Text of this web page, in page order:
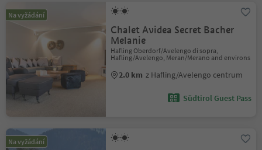
Na vyžádání
Chalet Avidea Secret Bacher
Melanie
Hafling Oberdorf/Avelengo di sopra,
Hafling/Avelengo, Meran/Merano and environs
2.0 km z Hafling/Avelengo centrum
Südtirol Guest Pass
Na vyžádání